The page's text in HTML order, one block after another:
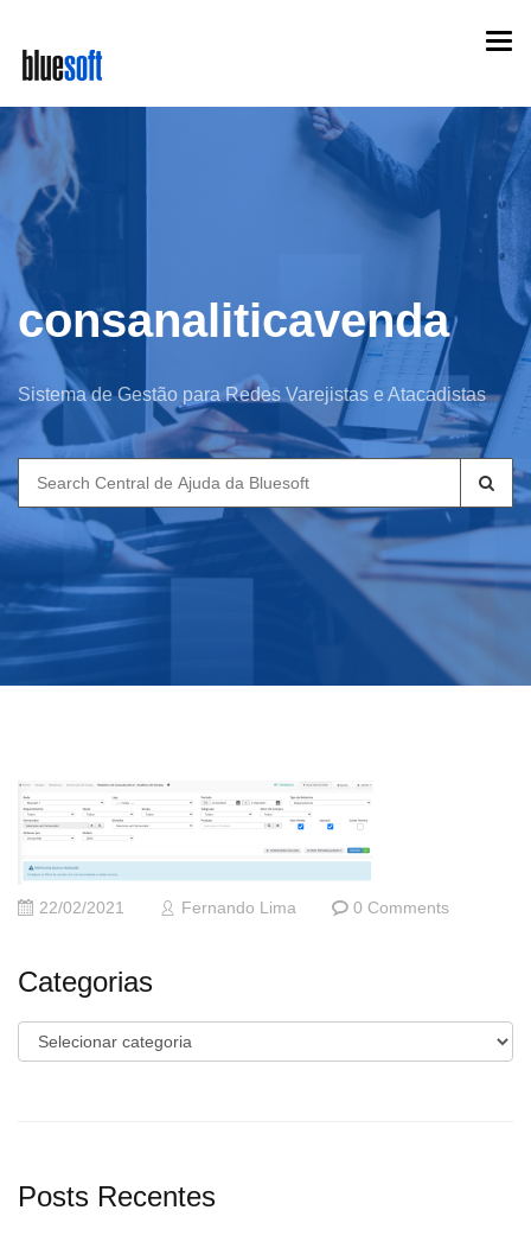
main
content
consanaliticavenda
Sistema de Gestão para Redes Varejistas e Atacadistas
Search
for:
22/02/2021 Fernando Lima 0 Comments
Categorias
Categorias
Posts Recentes